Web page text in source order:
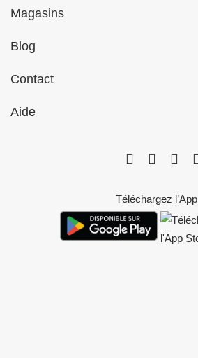
Magasins
Blog
Contact
Aide
Téléchargez l’App